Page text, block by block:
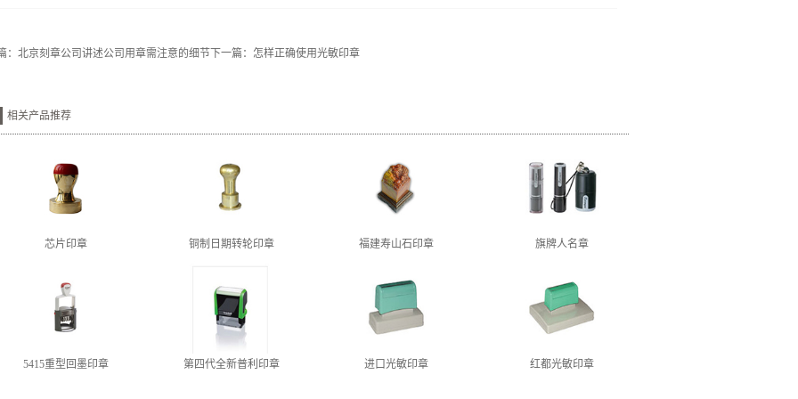
：北京刻章公司讲述公司用章需注意的细节下一篇： 怎样正确使用光敏印章
相关产品推荐
芯片印章 铜制日期转轮印章 福建寿山石印章 旗牌人名章
5415重型回墨印章 第四代全新普利印章 进口光敏印章 红都光敏印章